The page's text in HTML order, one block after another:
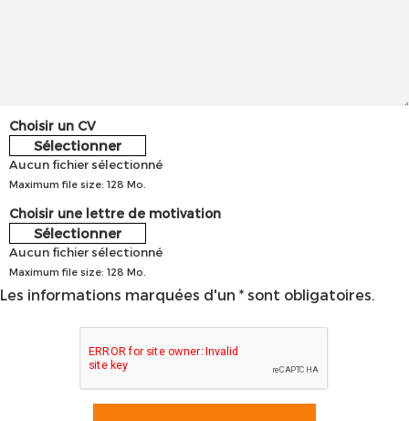
Choisir un CV
Sélectionner
Aucun fichier sélectionné
Maximum file size: 128 Mo.
Choisir une lettre de motivation
Sélectionner
Aucun fichier sélectionné
Maximum file size: 128 Mo.
Les informations marquées d'un * sont obligatoires.